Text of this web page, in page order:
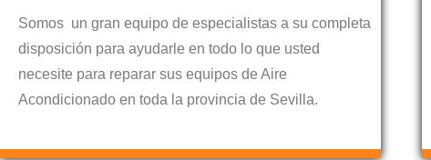
Somos un gran equipo de especialistas a su completa
disposición para ayudarle en todo lo que usted
necesite para reparar sus equipos de Aire
Acondicionado en toda la provincia de Sevilla.